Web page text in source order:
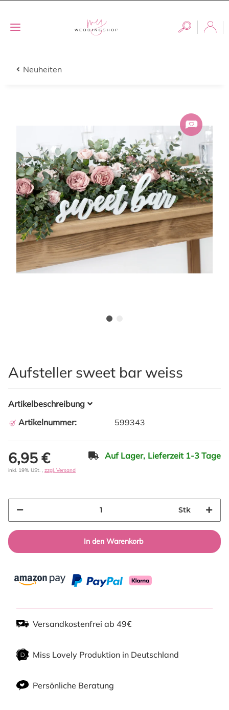
Neuheiten
Aufsteller sweet bar weiss
Artikelbeschreibung
Artikelnummer:
599343
6,95 € Auf Lager, Lieferzeit 1-3 Tage
inkl. 19% USt. , zzgl. Versand
Stk
In den Warenkorb
Versandkostenfrei ab 49€
Miss Lovely Produktion in Deutschland
Persönliche Beratung